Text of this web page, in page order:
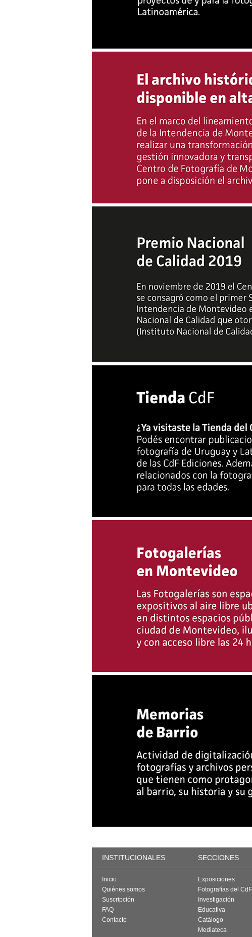
INSTITUCIONALES SECCIONES
Inicio
Quiénes somos
Suscripción
FAQ
Contacto
Exposiciones
Fotografías del CdF
Investigación
Educativa
Catálogo
Mediateca